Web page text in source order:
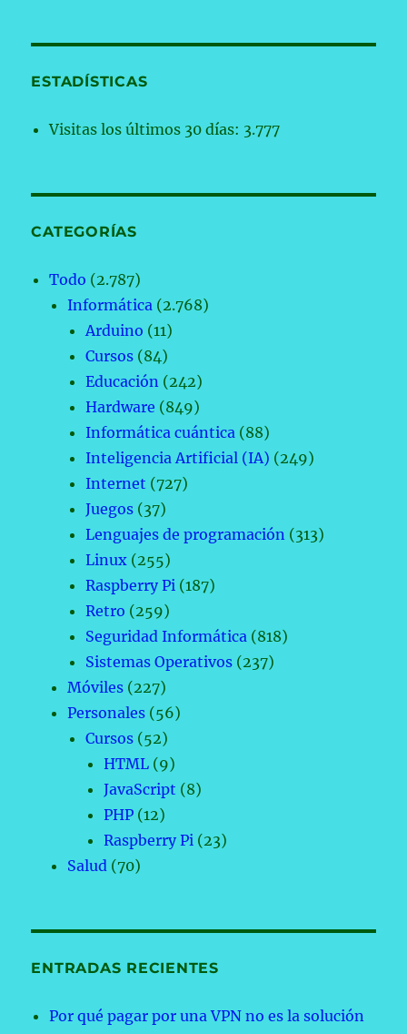
ESTADÍSTICAS
Visitas los últimos 30 días: 3.777
CATEGORÍAS
Todo (2.787)
Informática (2.768)
Arduino (11)
Cursos (84)
Educación (242)
Hardware (849)
Informática cuántica (88)
Inteligencia Artificial (IA) (249)
Internet (727)
Juegos (37)
Lenguajes de programación (313)
Linux (255)
Raspberry Pi (187)
Retro (259)
Seguridad Informática (818)
Sistemas Operativos (237)
Móviles (227)
Personales (56)
Cursos (52)
HTML (9)
JavaScript (8)
PHP (12)
Raspberry Pi (23)
Salud (70)
ENTRADAS RECIENTES
Por qué pagar por una VPN no es la solución